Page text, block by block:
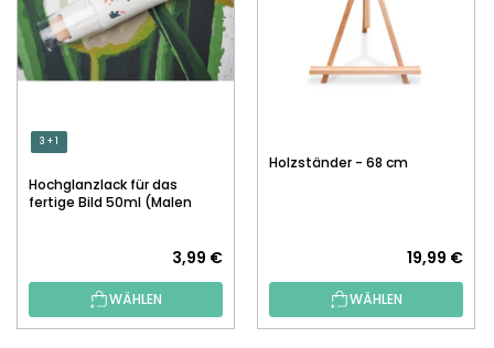
3 + 1
Hochglanzlack für das
fertige Bild 50ml (Malen
3,99 €
WÄHLEN
Holzständer - 68 cm
19,99 €
WÄHLEN